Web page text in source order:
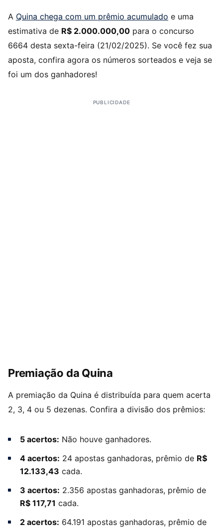
Quina chega com um prêmio acumulado e uma
estimativa de R$ 2.000.000,00 para o concurso
6664 desta sexta-feira (21/02/2025). Se você fez sua
aposta, confira agora os números sorteados e veja se
foi um dos ganhadores!
PUBLICIDADE
Premiação da Quina
A premiação da Quina é distribuída para quem acerta
2, 3, 4 ou 5 dezenas. Confira a divisão dos prêmios:
5 acertos: Não houve ganhadores.
4 acertos: 24 apostas ganhadoras, prêmio de R$
12.133,43 cada.
3 acertos: 2.356 apostas ganhadoras, prêmio de
R$ 117,71 cada.
2 acertos: 64.191 apostas ganhadoras, prêmio de